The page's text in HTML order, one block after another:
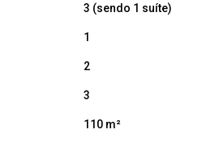
3 (sendo 1 suíte)
1
2
3
110 m²